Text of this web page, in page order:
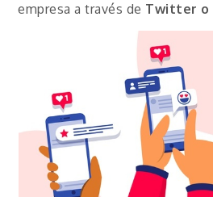
empresa a través de Twitter o